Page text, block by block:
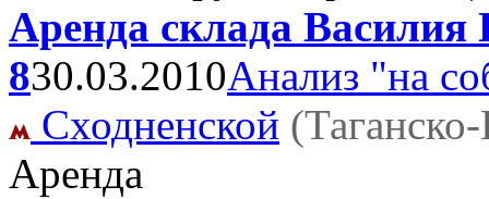
Аренда склада Василия
830.03.2010Анализ "на
Сходненской
Аренда